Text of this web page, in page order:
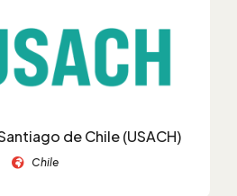
de Chile (USACH)
Chile